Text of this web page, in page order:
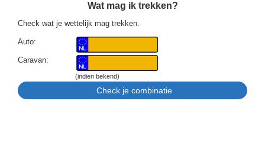
Wat mag ik trekken?
Check wat je wettelijk mag trekken.
Auto:
Caravan:
(indien bekend)